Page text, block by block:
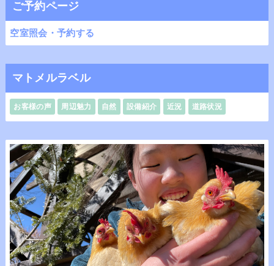
ご予約ページ
空室照会・予約する
マトメルラベル
お客様の声 周辺魅力 自然 設備紹介 近況 道路状況